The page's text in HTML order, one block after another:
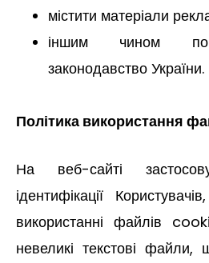
містити матеріали
іншим чином
законодавство України.
Політика використання
На веб-сайті
ідентифікації
використанні файлів
невеликі текстові файли,